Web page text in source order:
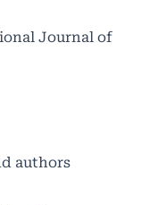
Journal of
authors